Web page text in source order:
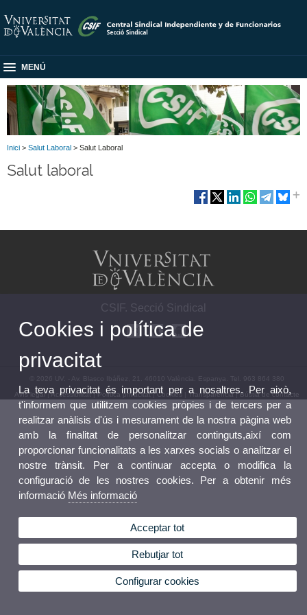
MENÚ
Inici > Salut Laboral > Salut Laboral
Salut laboral
CSIF. Secció Sindical
© 2026 UV. - Av. Blasco Ibáñez, 21. 46010 València. Espanya. Tel. 963 864 380
Avís legal|Accessibilitat|Política privacitat|Cookies Transparència|Bústia de contacte
Cookies i política de
privacitat
La teva privacitat és important per a nosaltres. Per això,
t'informem que utilitzem cookies pròpies i de tercers per a
realitzar anàlisis d'ús i mesurament de la nostra pàgina web
amb la finalitat de personalitzar continguts,així com
proporcionar funcionalitats a les xarxes socials o analitzar el
nostre trànsit. Per a continuar accepta o modifica la
configuració de les nostres cookies. Per a obtenir més
informació Més informació
Acceptar tot
Rebutjar tot
Configurar cookies